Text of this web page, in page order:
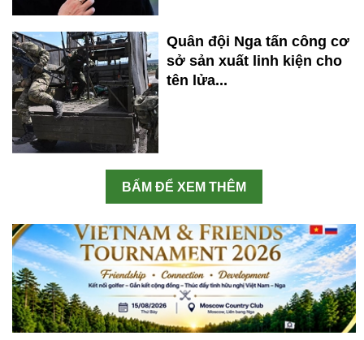
Quân đội Nga tấn công cơ
sở sản xuất linh kiện cho
tên lửa...
BẤM ĐỂ XEM THÊM